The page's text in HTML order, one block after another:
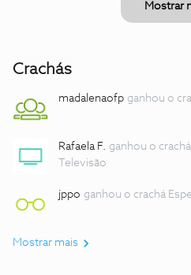
Mostrar
Crachás
madalenaofp ganhou o
Rafaela F. ganhou o
Televisão
jppo ganhou o crachá
Mostrar mais